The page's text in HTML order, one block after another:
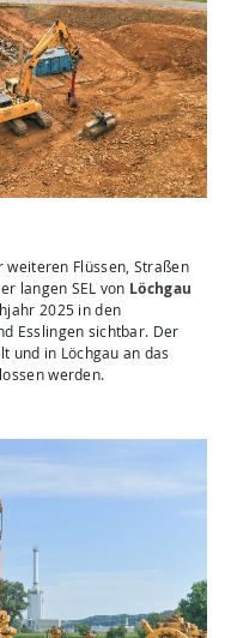
weiteren Flüssen, Straßen
langen SEL von Löchgau
2025 in den
Esslingen sichtbar. Der
und in Löchgau an das
werden.